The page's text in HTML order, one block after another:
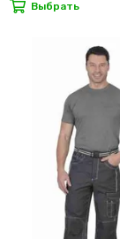
Выбрать